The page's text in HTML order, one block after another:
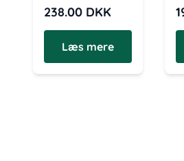
238.00 DKK
Læs mere